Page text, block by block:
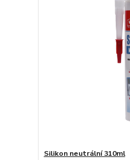
Silikon neutrální 310ml